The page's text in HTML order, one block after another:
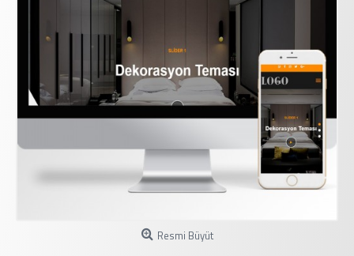
Resmi Büyüt